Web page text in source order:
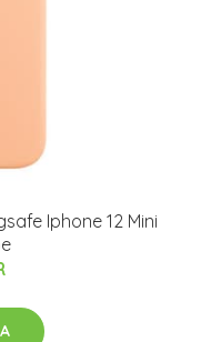
Iphone 12 Mini